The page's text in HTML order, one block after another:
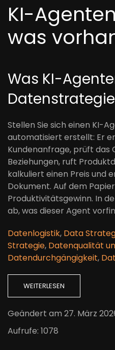
KI-
was
Was KI-
Stellen Sie sich einen KI-
automatisiert erstellt: Er
Kundenanfrage, prüft das
Beziehungen, ruft
kalkuliert einen Preis und
Dokument. Auf dem
Produktivitätsgewinn. In
ab, was dieser Agent
Datenlogistik, Data
Strategie, Datenqualität
Datendurchgängigkeit,
WEITERLESEN
Geändert am 27. März
Aufrufe: 1078